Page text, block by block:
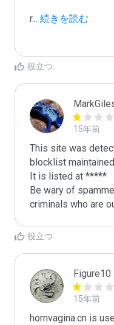
r... 続きを読む
役立つ
15年前
This site was
blocklist
It is listed at *****
Be wary of
criminals who are
役立つ
Figure10
15年前
hornvagina.cn is